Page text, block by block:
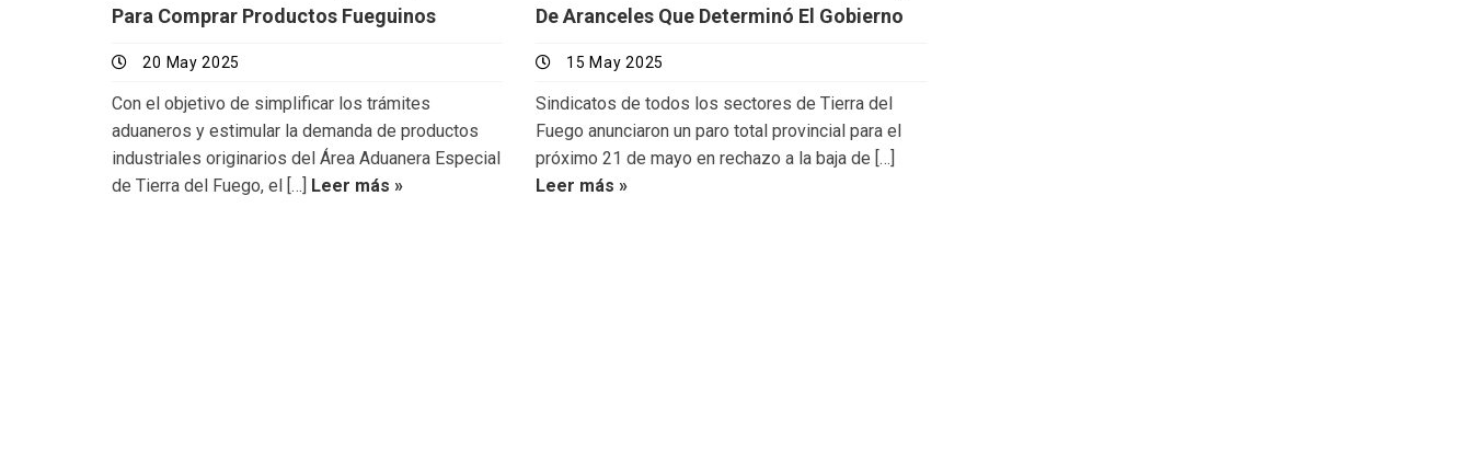
Para Comprar Productos Fueguinos
20 May 2025
Con el objetivo de simplificar los trámites
aduaneros y estimular la demanda de productos
industriales originarios del Área Aduanera Especial
de Tierra del Fuego, el […]
Leer más »
De Aranceles Que Determinó El Gobierno
15 May 2025
Sindicatos de todos los sectores de Tierra del
Fuego anunciaron un paro total provincial para el
próximo 21 de mayo en rechazo a la baja de […]
Leer más »